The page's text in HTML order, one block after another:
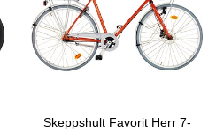
Skeppshult Favorit Herr 7-